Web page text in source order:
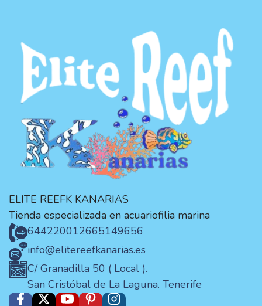
ELITE REEFK KANARIAS
Tienda especializada en acuariofilia marina
644220012665149656
info@elitereefkanarias.es
C/ Granadilla 50 ( Local ).
San Cristóbal de La Laguna. Tenerife